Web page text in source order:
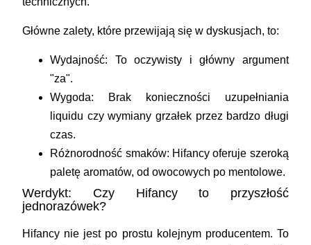
Główne zalety, które przewijają się w dyskusjach, to:
Wydajność: To oczywisty i główny argument
"za".
Wygoda: Brak konieczności uzupełniania
liquidu czy wymiany grzałek przez bardzo długi
czas.
Różnorodność smaków: Hifancy oferuje szeroką
paletę aromatów, od owocowych po mentolowe.
Werdykt: Czy Hifancy to przyszłość
jednorazówek?
Hifancy nie jest po prostu kolejnym producentem. To